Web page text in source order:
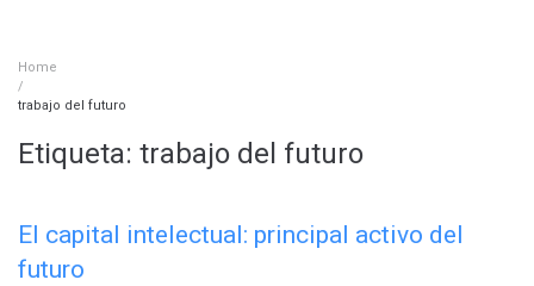
Home
/
trabajo del futuro
Etiqueta: trabajo del futuro
El capital intelectual: principal activo del
futuro